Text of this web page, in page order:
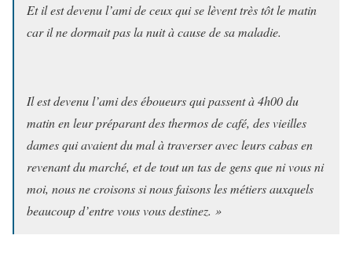
Et il est devenu l’ami de ceux qui se lèvent très tôt le matin
car il ne dormait pas la nuit à cause de sa maladie.
Il est devenu l’ami des éboueurs qui passent à 4h00 du
matin en leur préparant des thermos de café, des vieilles
dames qui avaient du mal à traverser avec leurs cabas en
revenant du marché, et de tout un tas de gens que ni vous ni
moi, nous ne croisons si nous faisons les métiers auxquels
beaucoup d’entre vous vous destinez. »